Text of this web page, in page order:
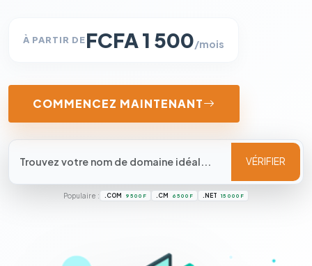
À PARTIR DEFCFA 1 500/mois
COMMENCEZ MAINTENANT
VÉRIFIER
Populaire : .COM 9 500 F .CM 6 500 F .NET 15 000 F